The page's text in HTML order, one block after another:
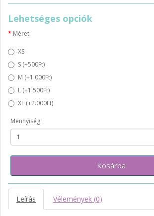
Lehetséges opciók
Méret
XS
S (+500Ft)
M (+1.000Ft)
L (+1.500Ft)
XL (+2.000Ft)
Mennyiség
Kosárba
Leírás Vélemények (0)